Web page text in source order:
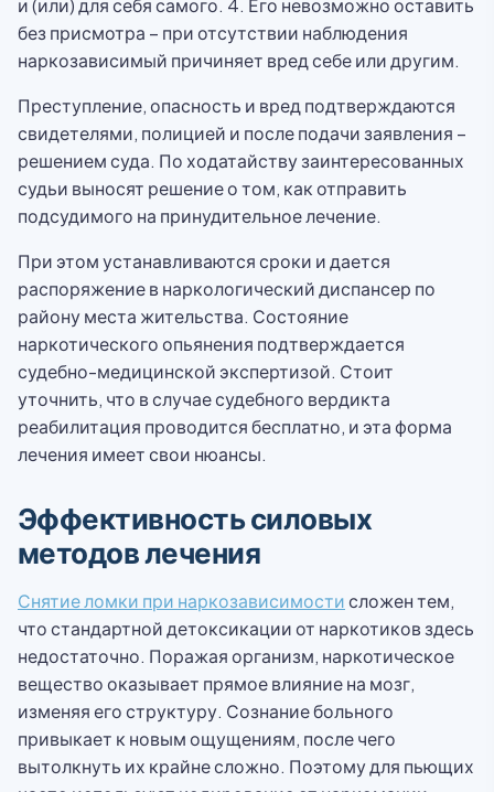
и (или) для себя самого. 4. Его невозможно оставить
без присмотра – при отсутствии наблюдения
наркозависимый причиняет вред себе или другим.
Преступление, опасность и вред подтверждаются
свидетелями, полицией и после подачи заявления –
решением суда. По ходатайству заинтересованных
судьи выносят решение о том, как отправить
подсудимого на принудительное лечение.
При этом устанавливаются сроки и дается
распоряжение в наркологический диспансер по
району места жительства. Состояние
наркотического опьянения подтверждается
судебно-медицинской экспертизой. Стоит
уточнить, что в случае судебного вердикта
реабилитация проводится бесплатно, и эта форма
лечения имеет свои нюансы.
Эффективность силовых
методов лечения
Снятие ломки при наркозависимостисложен тем,
что стандартной детоксикации от наркотиков здесь
недостаточно. Поражая организм, наркотическое
вещество оказывает прямое влияние на мозг,
изменяя его структуру. Сознание больного
привыкает к новым ощущениям, после чего
вытолкнуть их крайне сложно. Поэтому для пьющих